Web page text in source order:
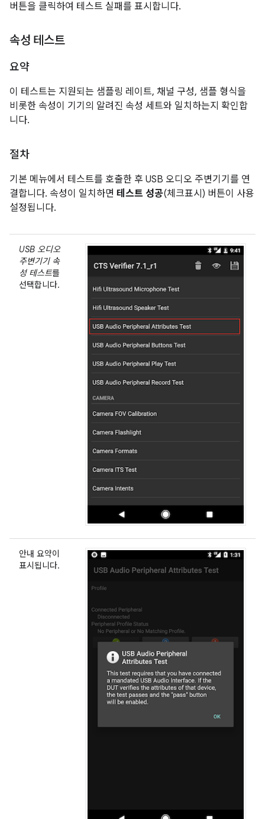
버튼을 클릭하여 테스트 실패를 표시합니다.
속성 테스트
요약
이 테스트는 지원되는 샘플링 레이트, 채널 구성, 샘플 형식을
비롯한 속성이 기기의 알려진 속성 세트와 일치하는지 확인합
니다.
절차
기본 메뉴에서 테스트를 호출한 후 USB 오디오 주변기기를 연
결합니다. 속성이 일치하면 테스트 성공(체크표시) 버튼이 사용
설정됩니다.
USB 오디오
주변기기 속
성 테스트를
선택합니다.
안내 요약이
표시됩니다.